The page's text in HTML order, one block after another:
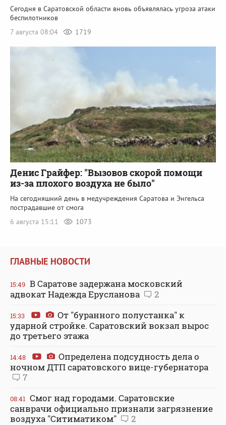
Сегодня в Саратовской области вновь объявлялась угроза атаки
беспилотников
7 августа 08:04
1719
Денис Грайфер: "Вызовов скорой помощи
из-за плохого воздуха не было"
На сегодняшний день в медучреждения Саратова и Энгельса
пострадавшие от смога
6 августа 15:11
1073
ГЛАВНЫЕ НОВОСТИ
15:49 В Саратове задержана московский
адвокат Надежда Ерусланова
2
15:33
От "буранного полустанка" к
ударной стройке. Саратовский вокзал вырос
до третьего этажа
14:48
Определена подсудность дела о
ночном ДТП саратовского вице-губернатора
7
08:41 Смог над городами. Саратовские
санврачи официально признали загрязнение
воздуха "Ситиматиком"
2